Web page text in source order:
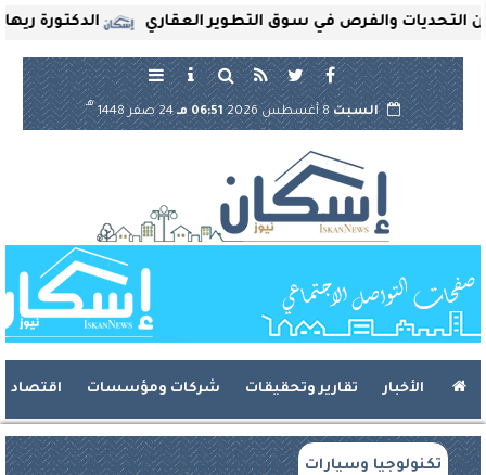
الدكتورة ريهام والفرص في سوق التطوير العقاري
السبت8 أغسطس 2026 06:51 مـ 24 صفر 1448
هـ
الأخبار تقارير وتحقيقات شركات ومؤسسات اقتصاد
تكنولوجيا وسيارات